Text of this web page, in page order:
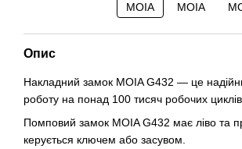
Опис
Накладний замок MOIA G432 — це
роботу на понад 100 тисяч робочих циклів.
Помповий замок MOIA G432 має ліво та
керується ключем або засувом.